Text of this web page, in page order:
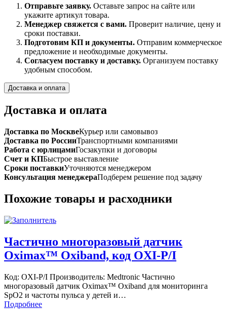
Отправьте заявку. Оставьте запрос на сайте или
укажите артикул товара.
Менеджер свяжется с вами. Проверит наличие, цену и
сроки поставки.
Подготовим КП и документы. Отправим коммерческое
предложение и необходимые документы.
Согласуем поставку и доставку. Организуем поставку
удобным способом.
Доставка и оплата
Доставка и оплата
Доставка по МосквеКурьер или самовывоз
Доставка по РоссииТранспортными компаниями
Работа с юрлицамиГосзакупки и договоры
Счет и КПБыстрое выставление
Сроки поставкиУточняются менеджером
Консультация менеджераПодберем решение под задачу
Похожие товары и расходники
Частично многоразовый датчик
Oximax™ Oxiband, код OXI-P/I
Код: OXI-P/I Производитель: Medtronic Частично
многоразовый датчик Oximax™ Oxiband для мониторинга
SpO2 и частоты пульса у детей и…
Подробнее